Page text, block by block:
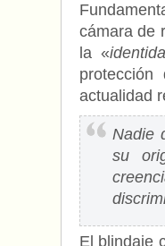
cámara de
la «
actualidad
Nadie
su
El blindaje